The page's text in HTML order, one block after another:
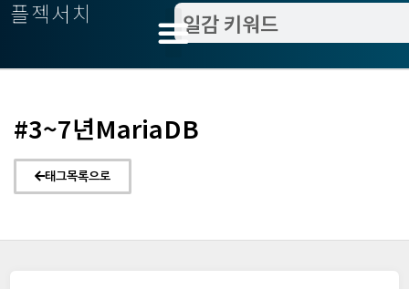
플젝서치
#3~7년MariaDB
태그목록으로